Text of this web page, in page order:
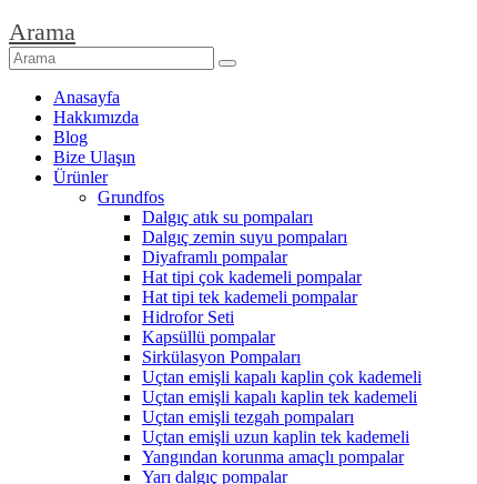
Arama
Anasayfa
Hakkımızda
Blog
Bize Ulaşın
Ürünler
Grundfos
Dalgıç atık su pompaları
Dalgıç zemin suyu pompaları
Diyaframlı pompalar
Hat tipi çok kademeli pompalar
Hat tipi tek kademeli pompalar
Hidrofor Seti
Kapsüllü pompalar
Sirkülasyon Pompaları
Uçtan emişli kapalı kaplin çok kademeli
Uçtan emişli kapalı kaplin tek kademeli
Uçtan emişli tezgah pompaları
Uçtan emişli uzun kaplin tek kademeli
Yangından korunma amaçlı pompalar
Yarı dalgıç pompalar